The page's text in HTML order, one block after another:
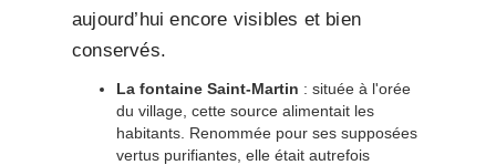
aujourd’hui encore visibles et bien
conservés.
La fontaine Saint-Martin : située à l'orée
du village, cette source alimentait les
habitants. Renommée pour ses supposées
vertus purifiantes, elle était autrefois